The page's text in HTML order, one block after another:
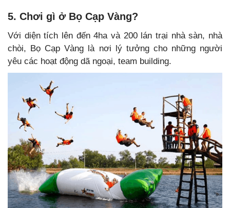
5. Chơi gì ở Bọ Cạp Vàng?
Với diện tích lên đến 4ha và 200 lán trại nhà sàn, nhà
chòi, Bọ Cạp Vàng là nơi lý tưởng cho những người
yêu các hoạt động dã ngoại, team building.